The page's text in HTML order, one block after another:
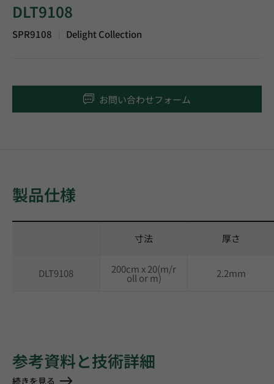
DLT9108
SPR9108 Delight Collection
お問い合わせフォーム
製品仕様
寸法 厚さ
DLT9108 200cm x 20(m/r
oll or m) 2.2mm
参考資料と技術詳細
続きを見る